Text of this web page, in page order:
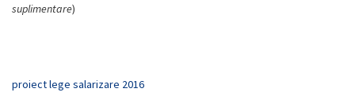
suplimentare)
proiect lege salarizare 2016